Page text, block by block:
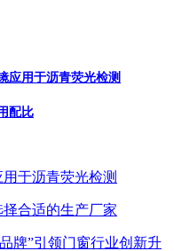
应用于沥青荧光检测
配比
于沥青荧光检测
合适的生产厂家
牌”引领门窗行业创新升